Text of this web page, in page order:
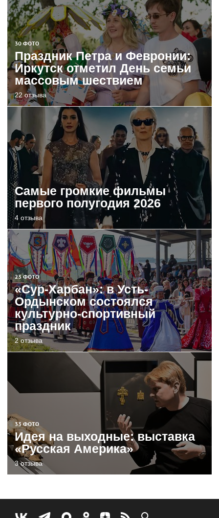
30 ФОТО
Праздник Петра и Февронии:
Иркутск отметил День семьи
массовым шествием
22 отзыва
Самые громкие фильмы
первого полугодия 2026
4 отзыва
23 ФОТО
«Сур-Харбан»: в Усть-
Ордынском состоялся
культурно-спортивный
праздник
2 отзыва
33 ФОТО
Идея на выходные: выставка
«Русская Америка»
3 отзыва